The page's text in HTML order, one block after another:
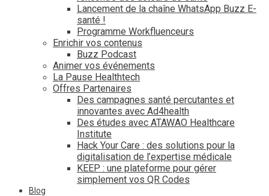
Lancement de la chaîne WhatsApp Buzz E-
santé !
Programme Workfluenceurs
Enrichir vos contenus
Buzz Podcast
Animer vos événements
La Pause Healthtech
Offres Partenaires
Des campagnes santé percutantes et
innovantes avec Ad4health
Des études avec ATAWAO Healthcare
Institute
Hack Your Care : des solutions pour la
digitalisation de l’expertise médicale
KEEP : une plateforme pour gérer
simplement vos QR Codes
Blog